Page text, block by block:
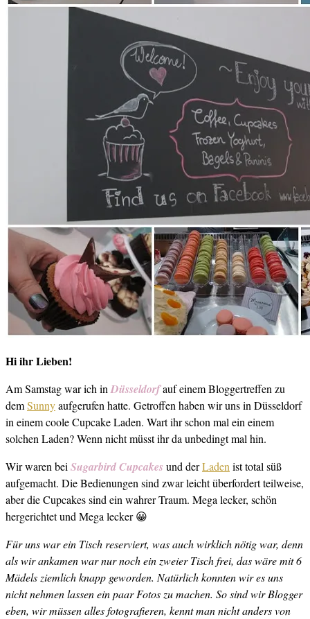
Hi ihr Lieben!
Am Samstag war ich in Düsseldorfauf einem Bloggertreffen zu
demSunnyaufgerufen hatte. Getroffen haben wir uns in Düsseldorf
in einem coole Cupcake Laden. Wart ihr schon mal ein einem
solchen Laden? Wenn nicht müsst ihr da unbedingt mal hin.
Wir waren bei Sugarbird Cupcakes und derLaden ist total süß
aufgemacht. Die Bedienungen sind zwar leicht überfordert teilweise,
aber die Cupcakes sind ein wahrer Traum. Mega lecker, schön
hergerichtet und Mega lecker 😀
Für uns war ein Tisch reserviert, was auch wirklich nötig war, denn
als wir ankamen war nur noch ein zweier Tisch frei, das wäre mit 6
Mädels ziemlich knapp geworden. Natürlich konnten wir es uns
nicht nehmen lassen ein paar Fotos zu machen. So sind wir Blogger
eben, wir müssen alles fotografieren, kennt man nicht anders von